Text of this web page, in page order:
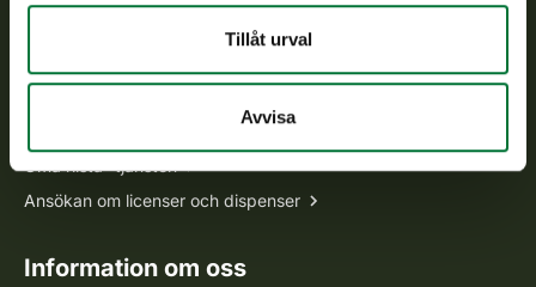
Tillåt urval
Avvisa
Oma riista -tjänsten
Ansökan om licenser och dispenser
Information om oss